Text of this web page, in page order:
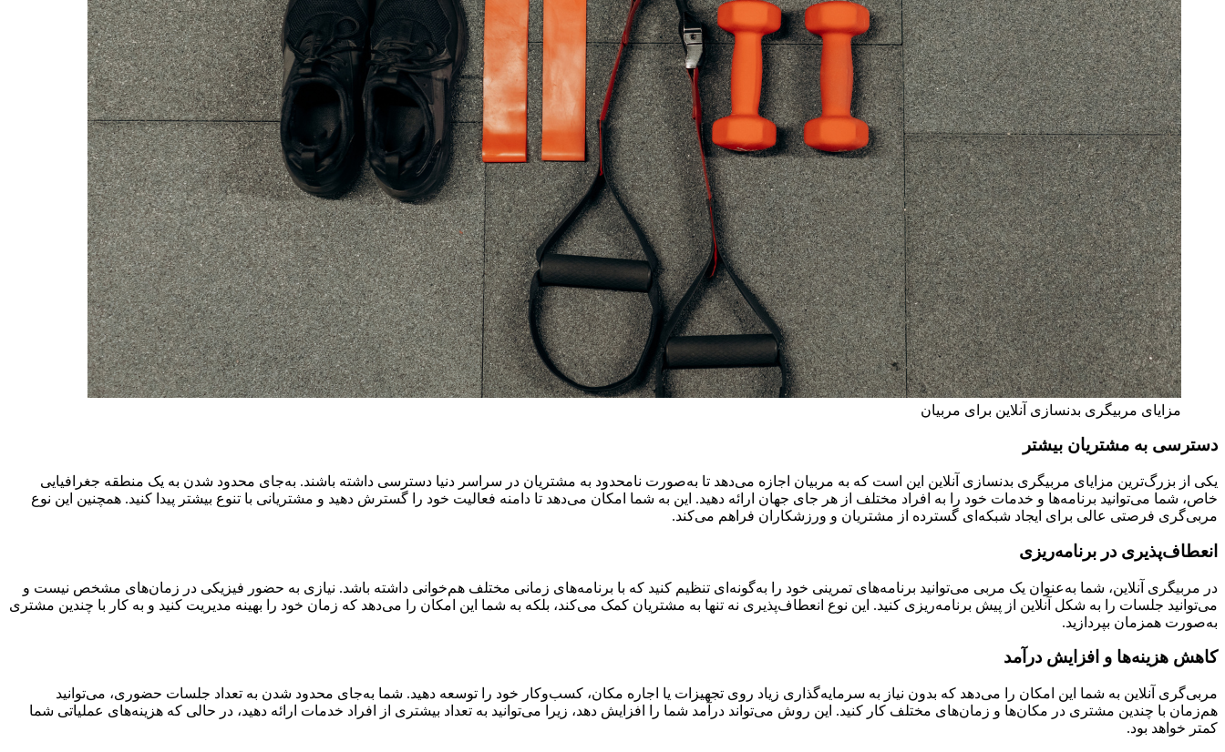
مزایای مربیگری بدنسازی آنلاین برای مربیان
دسترسی به مشتریان بیشتر
یکی از بزرگ‌ترین مزایای مربیگری بدنسازی آنلاین این است که به مربیان اجازه می‌دهد تا به‌صورت نامحدود به مشتریان در سراسر دنیا دسترسی داشته باشند. به‌جای محدود شدن به یک منطقه جغرافیایی
خاص، شما می‌توانید برنامه‌ها و خدمات خود را به افراد مختلف از هر جای جهان ارائه دهید. این به شما امکان می‌دهد تا دامنه فعالیت خود را گسترش دهید و مشتریانی با تنوع بیشتر پیدا کنید. همچنین این نوع
مربی‌گری فرصتی عالی برای ایجاد شبکه‌ای گسترده از مشتریان و ورزشکاران فراهم می‌کند.
انعطاف‌پذیری در برنامه‌ریزی
در مربیگری آنلاین، شما به‌عنوان یک مربی می‌توانید برنامه‌های تمرینی خود را به‌گونه‌ای تنظیم کنید که با برنامه‌های زمانی مختلف هم‌خوانی داشته باشد. نیازی به حضور فیزیکی در زمان‌های مشخص نیست و
می‌توانید جلسات را به شکل آنلاین از پیش برنامه‌ریزی کنید. این نوع انعطاف‌پذیری نه تنها به مشتریان کمک می‌کند، بلکه به شما این امکان را می‌دهد که زمان خود را بهینه مدیریت کنید و به کار با چندین مشتری
به‌صورت همزمان بپردازید.
کاهش هزینه‌ها و افزایش درآمد
مربی‌گری آنلاین به شما این امکان را می‌دهد که بدون نیاز به سرمایه‌گذاری زیاد روی تجهیزات یا اجاره مکان، کسب‌وکار خود را توسعه دهید. شما به‌جای محدود شدن به تعداد جلسات حضوری، می‌توانید
هم‌زمان با چندین مشتری در مکان‌ها و زمان‌های مختلف کار کنید. این روش می‌تواند درآمد شما را افزایش دهد، زیرا می‌توانید به تعداد بیشتری از افراد خدمات ارائه دهید، در حالی که هزینه‌های عملیاتی شما
کمتر خواهد بود.